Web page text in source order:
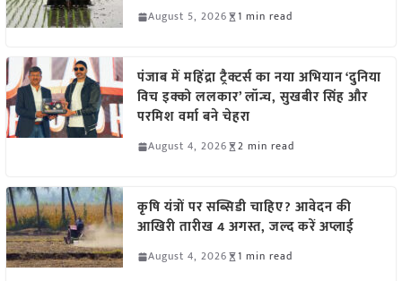
August 5, 2026 1 min read
पंजाब में महिंद्रा ट्रैक्टर्स का नया अभियान ‘दुनिया
विच इक्को ललकार’ लॉन्च, सुखबीर सिंह और
परमिश वर्मा बने चेहरा
August 4, 2026 2 min read
कृषि यंत्रों पर सब्सिडी चाहिए? आवेदन की
आखिरी तारीख 4 अगस्त, जल्द करें अप्लाई
August 4, 2026 1 min read